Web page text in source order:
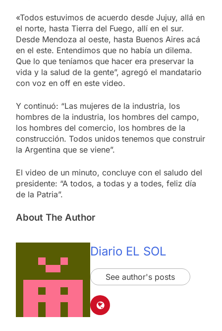
«Todos estuvimos de acuerdo desde Jujuy, allá en
el norte, hasta Tierra del Fuego, allí en el sur.
Desde Mendoza al oeste, hasta Buenos Aires acá
en el este. Entendimos que no había un dilema.
Que lo que teníamos que hacer era preservar la
vida y la salud de la gente”, agregó el mandatario
con voz en off en este video.
Y continuó: “Las mujeres de la industria, los
hombres de la industria, los hombres del campo,
los hombres del comercio, los hombres de la
construcción. Todos unidos tenemos que construir
la Argentina que se viene”.
El video de un minuto, concluye con el saludo del
presidente: “A todos, a todas y a todes, feliz día
de la Patria”.
About The Author
Diario EL SOL
See author's posts